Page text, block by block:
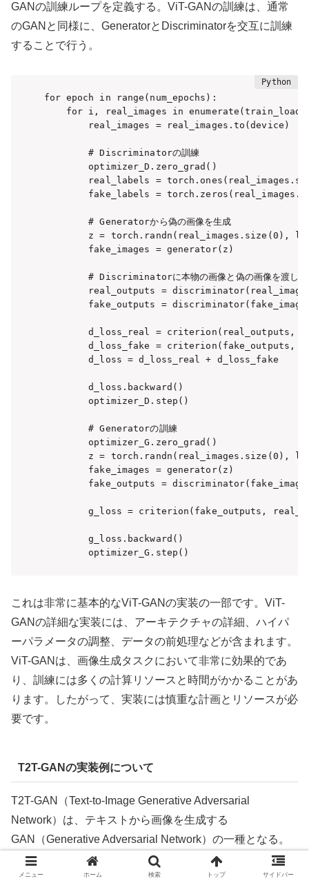
GANの訓練ループを定義する。ViT-GANの訓練は、通常
のGANと同様に、GeneratorとDiscriminatorを交互に訓練
することで行う。
for epoch in range(num_epochs):
for i, real_images in
        real_images = real_images.to(device)
        # Discriminatorの訓練
        optimizer_D.zero_grad()
real_labels =
fake_labels =
        # Generatorから偽の画像を生成
z = torch.randn(real_images.size(0),
        fake_images = generator(z)
# Discriminatorに本物の画像と偽の画像を渡して
real_outputs =
fake_outputs =
d_loss_real = criterion(real_outputs,
d_loss_fake = criterion(fake_outputs,
        d_loss = d_loss_real + d_loss_fake
        d_loss.backward()
        optimizer_D.step()
        # Generatorの訓練
        optimizer_G.zero_grad()
z = torch.randn(real_images.size(0),
        fake_images = generator(z)
fake_outputs =
g_loss = criterion(fake_outputs,
        g_loss.backward()
        optimizer_G.step()
これは非常に基本的なViT-GANの実装の一部です。ViT-
GANの詳細な実装には、アーキテクチャの詳細、ハイパ
ーパラメータの調整、データの前処理などが含まれます。
ViT-GANは、画像生成タスクにおいて非常に効果的であ
り、訓練には多くの計算リソースと時間がかかることがあ
ります。したがって、実装には慎重な計画とリソースが必
要です。
T2T-GANの実装例について
T2T-GAN（Text-to-Image Generative Adversarial
Network）は、テキストから画像を生成する
GAN（Generative Adversarial Network）の一種となる。
このモデルは、与えられたテキストの説明に基づいて画像
を生成することができる。以下は、T2T-GANの実装の概
メニュー ホーム 検索 トップ サイドバー